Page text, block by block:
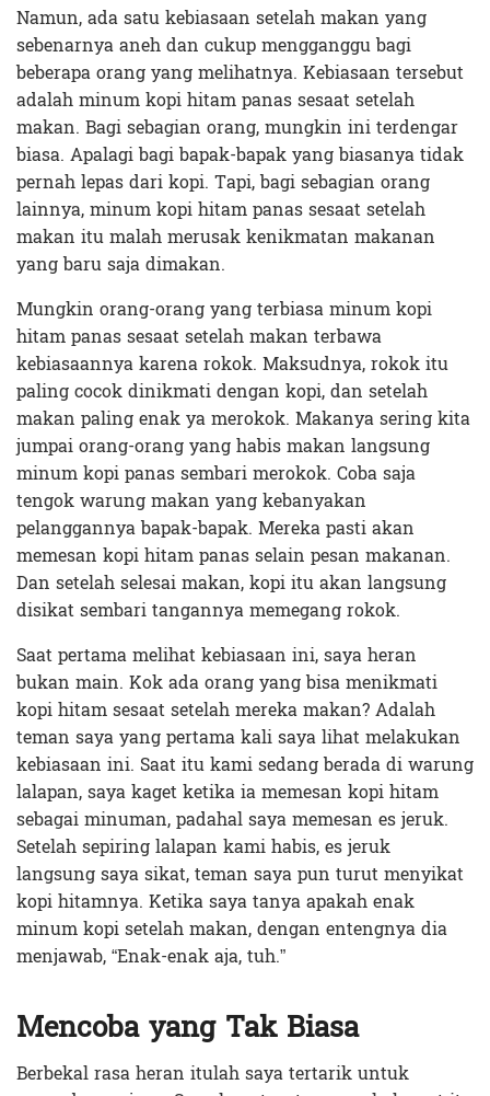
Namun, ada satu kebiasaan setelah makan yang
sebenarnya aneh dan cukup mengganggu bagi
beberapa orang yang melihatnya. Kebiasaan tersebut
adalah minum kopi hitam panas sesaat setelah
makan. Bagi sebagian orang, mungkin ini terdengar
biasa. Apalagi bagi bapak-bapak yang biasanya tidak
pernah lepas dari kopi. Tapi, bagi sebagian orang
lainnya, minum kopi hitam panas sesaat setelah
makan itu malah merusak kenikmatan makanan
yang baru saja dimakan.
Mungkin orang-orang yang terbiasa minum kopi
hitam panas sesaat setelah makan terbawa
kebiasaannya karena rokok. Maksudnya, rokok itu
paling cocok dinikmati dengan kopi, dan setelah
makan paling enak ya merokok. Makanya sering kita
jumpai orang-orang yang habis makan langsung
minum kopi panas sembari merokok. Coba saja
tengok warung makan yang kebanyakan
pelanggannya bapak-bapak. Mereka pasti akan
memesan kopi hitam panas selain pesan makanan.
Dan setelah selesai makan, kopi itu akan langsung
disikat sembari tangannya memegang rokok.
Saat pertama melihat kebiasaan ini, saya heran
bukan main. Kok ada orang yang bisa menikmati
kopi hitam sesaat setelah mereka makan? Adalah
teman saya yang pertama kali saya lihat melakukan
kebiasaan ini. Saat itu kami sedang berada di warung
lalapan, saya kaget ketika ia memesan kopi hitam
sebagai minuman, padahal saya memesan es jeruk.
Setelah sepiring lalapan kami habis, es jeruk
langsung saya sikat, teman saya pun turut menyikat
kopi hitamnya. Ketika saya tanya apakah enak
minum kopi setelah makan, dengan entengnya dia
menjawab, “Enak-enak aja, tuh.”
Mencoba yang Tak Biasa
Berbekal rasa heran itulah saya tertarik untuk